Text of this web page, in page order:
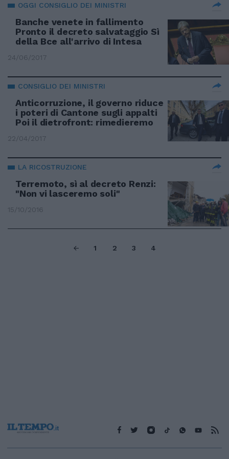
OGGI CONSIGLIO DEI MINISTRI
Banche venete in fallimento
Pronto il decreto salvataggio Sì
della Bce all'arrivo di Intesa
24/06/2017
CONSIGLIO DEI MINISTRI
Anticorruzione, il governo riduce
i poteri di Cantone sugli appalti
Poi il dietrofront: rimedieremo
22/04/2017
LA RICOSTRUZIONE
Terremoto, sì al decreto Renzi:
"Non vi lasceremo soli"
15/10/2016
1 2 3 4